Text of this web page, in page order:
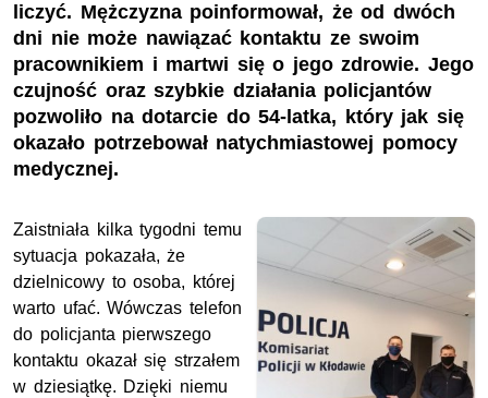
liczyć. Mężczyzna poinformował, że od dwóch
dni nie może nawiązać kontaktu ze swoim
pracownikiem i martwi się o jego zdrowie. Jego
czujność oraz szybkie działania policjantów
pozwoliło na dotarcie do 54-latka, który jak się
okazało potrzebował natychmiastowej pomocy
medycznej.
Zaistniała kilka tygodni temu
sytuacja pokazała, że
dzielnicowy to osoba, której
warto ufać. Wówczas telefon
do policjanta pierwszego
kontaktu okazał się strzałem
w dziesiątkę. Dzięki niemu